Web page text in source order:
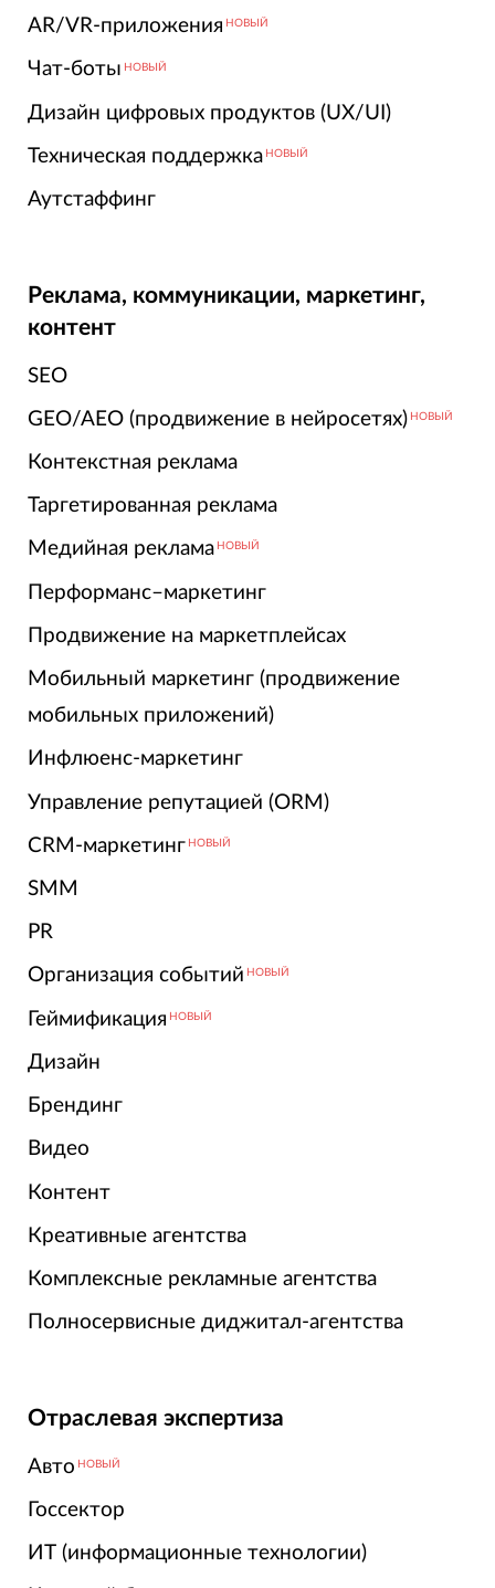
AR/VR-приложения НОВЫЙ
Чат-боты НОВЫЙ
Дизайн цифровых продуктов (UX/UI)
Техническая поддержка НОВЫЙ
Аутстаффинг
Реклама, коммуникации, маркетинг,
контент
SEO
GEO/AEO (продвижение в нейросетях) НОВЫЙ
Контекстная реклама
Таргетированная реклама
Медийная реклама НОВЫЙ
Перформанс–маркетинг
Продвижение на маркетплейсах
Мобильный маркетинг (продвижение
мобильных приложений)
Инфлюенс-маркетинг
Управление репутацией (ORM)
CRM-маркетинг НОВЫЙ
SMM
PR
Организация событий НОВЫЙ
Геймификация НОВЫЙ
Дизайн
Брендинг
Видео
Контент
Креативные агентства
Комплексные рекламные агентства
Полносервисные диджитал-агентства
Отраслевая экспертиза
Авто НОВЫЙ
Госсектор
ИТ (информационные технологии)